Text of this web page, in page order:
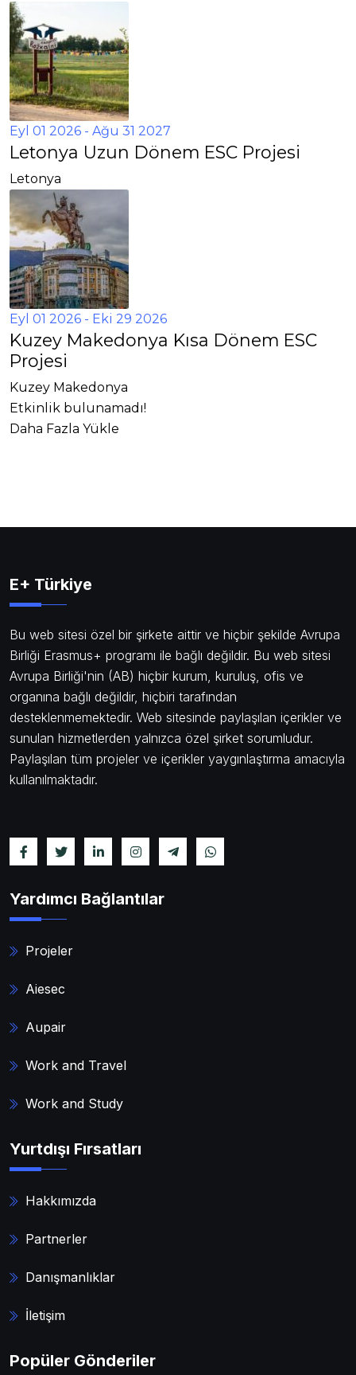
Eyl 01 2026 - Ağu 31 2027
Letonya Uzun Dönem ESC Projesi
Letonya
Eyl 01 2026 - Eki 29 2026
Kuzey Makedonya Kısa Dönem ESC
Projesi
Kuzey Makedonya
Etkinlik bulunamadı!
Daha Fazla Yükle
E+ Türkiye
Bu web sitesi özel bir şirkete aittir ve hiçbir şekilde Avrupa
Birliği Erasmus+ programı ile bağlı değildir. Bu web sitesi
Avrupa Birliği'nin (AB) hiçbir kurum, kuruluş, ofis ve
organına bağlı değildir, hiçbiri tarafından
desteklenmemektedir. Web sitesinde paylaşılan içerikler ve
sunulan hizmetlerden yalnızca özel şirket sorumludur.
Paylaşılan tüm projeler ve içerikler yaygınlaştırma amacıyla
kullanılmaktadır.
Yardımcı Bağlantılar
Projeler
Aiesec
Aupair
Work and Travel
Work and Study
Yurtdışı Fırsatları
Hakkımızda
Partnerler
Danışmanlıklar
İletişim
Popüler Gönderiler